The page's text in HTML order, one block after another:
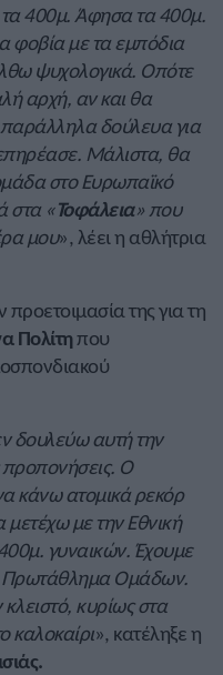
400μ. Άφησα τα 400μ.
φοβία με τα εμπόδια
ψυχολογικά. Οπότε
αρχή, αν και θα
δούλευα για
Μάλιστα, θα
στο Ευρωπαϊκό
στα «Τοφάλεια» που
μου», λέει η αθλήτρια
προετοιμασία της για τη
Πολίτηπου
δουλεύω αυτή την
προπονήσεις. Ο
κάνω ατομικά ρεκόρ
με την Εθνική
γυναικών. Έχουμε
Πρωτάθλημα Ομάδων.
κυρίως στα
καλοκαίρι», κατέληξε η